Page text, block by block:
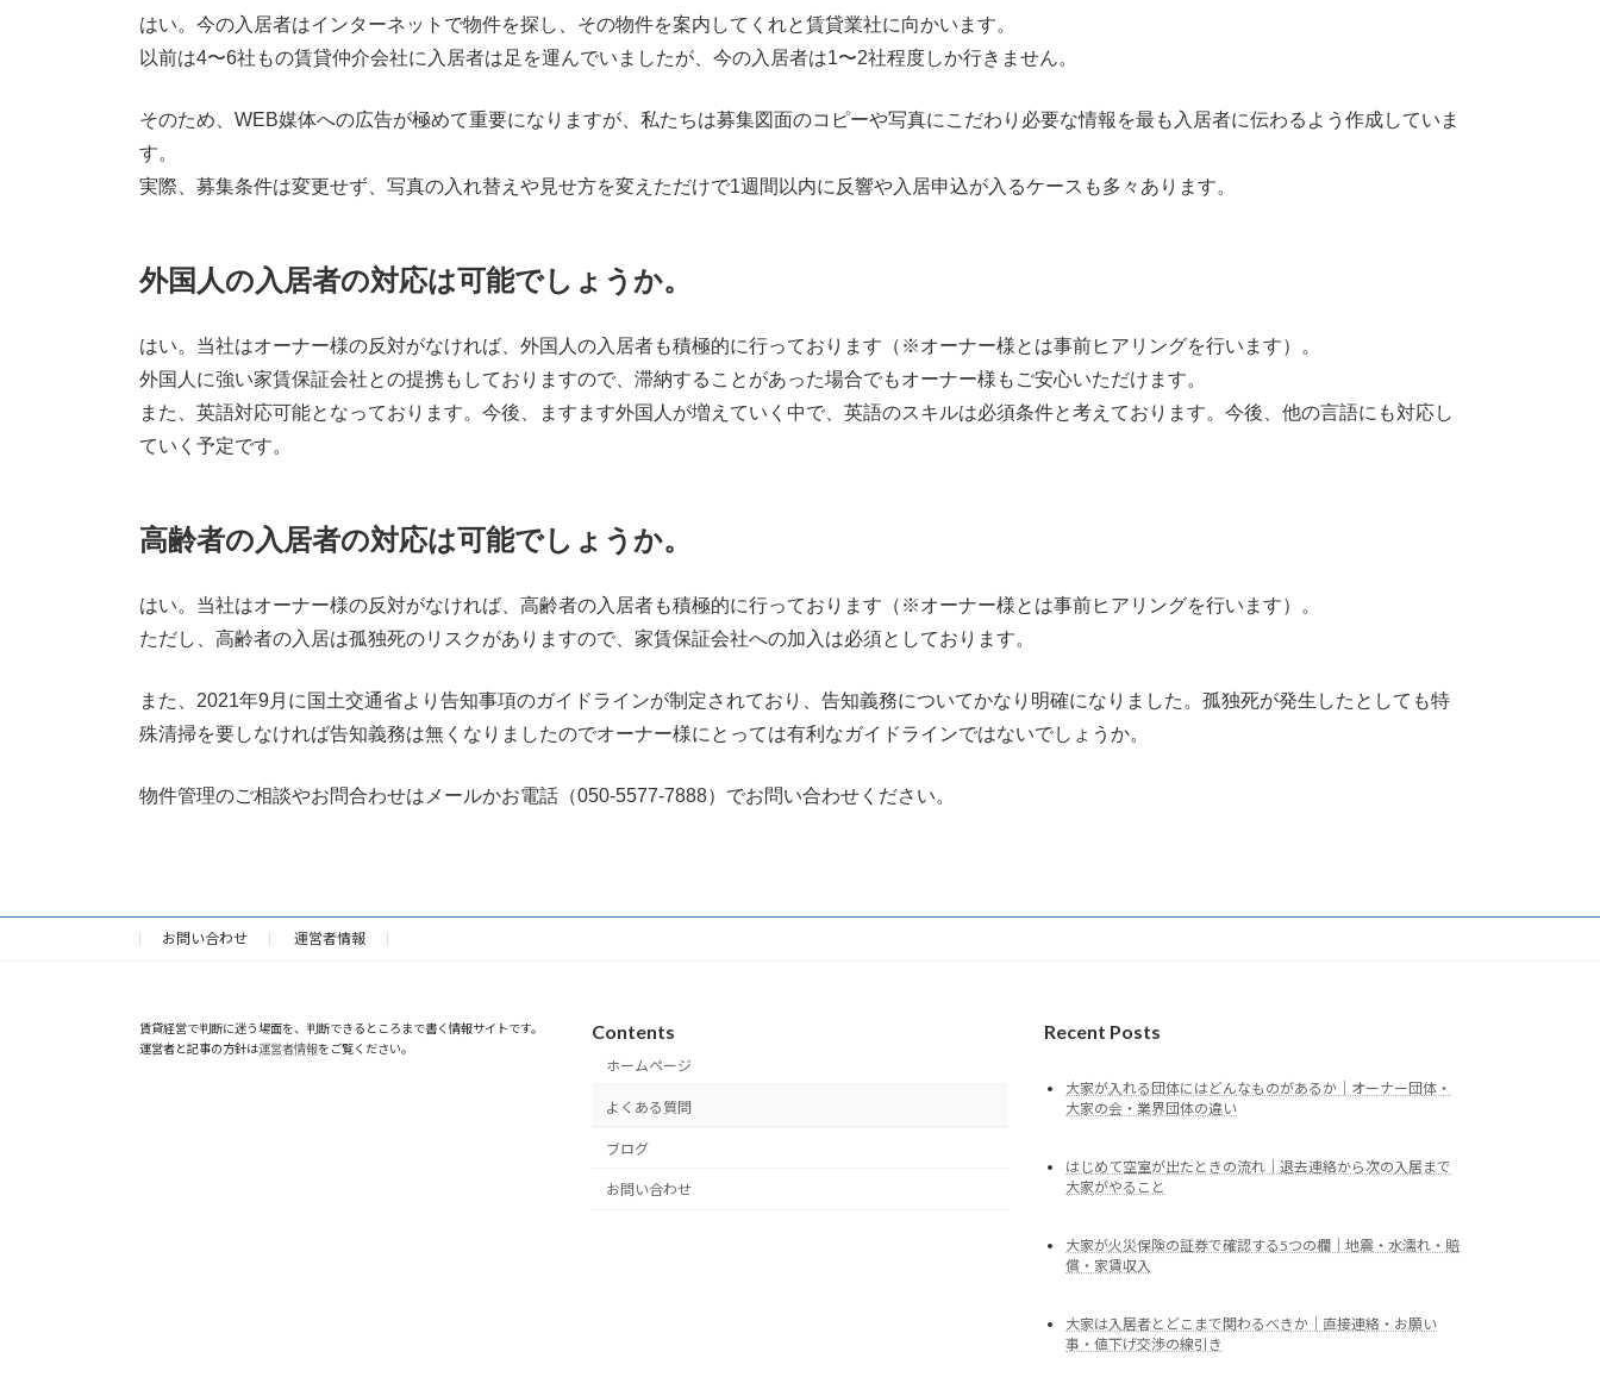
はい。今の入居者はインターネットで物件を探し、その物件を案内してくれと賃貸業社に向かいます。
以前は4〜6社もの賃貸仲介会社に入居者は足を運んでいましたが、今の入居者は1〜2社程度しか行きません。
そのため、WEB媒体への広告が極めて重要になりますが、私たちは募集図面のコピーや写真にこだわり必要な情報を最も入居者に伝わるよう作成していま
す。
実際、募集条件は変更せず、写真の入れ替えや見せ方を変えただけで1週間以内に反響や入居申込が入るケースも多々あります。
外国人の入居者の対応は可能でしょうか。
はい。当社はオーナー様の反対がなければ、外国人の入居者も積極的に行っております（※オーナー様とは事前ヒアリングを行います）。
外国人に強い家賃保証会社との提携もしておりますので、滞納することがあった場合でもオーナー様もご安心いただけます。
また、英語対応可能となっております。今後、ますます外国人が増えていく中で、英語のスキルは必須条件と考えております。今後、他の言語にも対応し
ていく予定です。
高齢者の入居者の対応は可能でしょうか。
はい。当社はオーナー様の反対がなければ、高齢者の入居者も積極的に行っております（※オーナー様とは事前ヒアリングを行います）。
ただし、高齢者の入居は孤独死のリスクがありますので、家賃保証会社への加入は必須としております。
また、2021年9月に国土交通省より告知事項のガイドラインが制定されており、告知義務についてかなり明確になりました。孤独死が発生したとしても特
殊清掃を要しなければ告知義務は無くなりましたのでオーナー様にとっては有利なガイドラインではないでしょうか。
物件管理のご相談やお問合わせはメールかお電話（050-5577-7888）でお問い合わせください。
お問い合わせ 運営者情報
賃貸経営で判断に迷う場面を、判断できるところまで書く情報サイトです。
運営者と記事の方針は運営者情報をご覧ください。
Contents
ホームページ
よくある質問
ブログ
お問い合わせ
Recent Posts
大家が入れる団体にはどんなものがあるか｜オーナー団体・
大家の会・業界団体の違い
はじめて空室が出たときの流れ｜退去連絡から次の入居まで
大家がやること
大家が火災保険の証券で確認する5つの欄｜地震・水濡れ・賠
償・家賃収入
大家は入居者とどこまで関わるべきか｜直接連絡・お願い
事・値下げ交渉の線引き